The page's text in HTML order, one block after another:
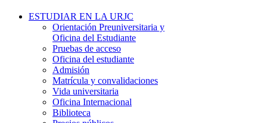
ESTUDIAR EN LA URJC
Orientación Preuniversitaria y
Oficina del Estudiante
Pruebas de acceso
Oficina del estudiante
Admisión
Matrícula y convalidaciones
Vida universitaria
Oficina Internacional
Biblioteca